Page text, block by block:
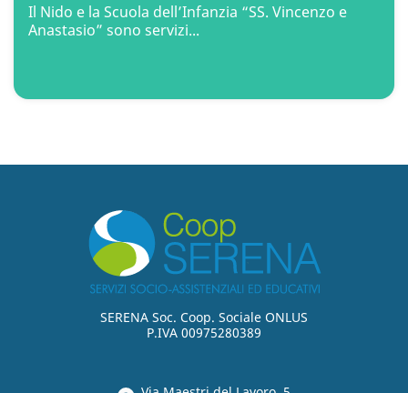
Il Nido e la Scuola dell’Infanzia “SS. Vincenzo e
Anastasio” sono servizi...
SERENA Soc. Coop. Sociale ONLUS
P.IVA 00975280389